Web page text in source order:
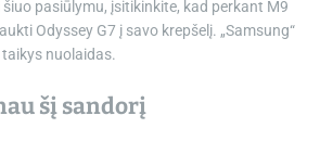
pasiūlymu, įsitikinkite, kad perkant M9
Odyssey G7 į savo krepšelį. „Samsung“
nuolaidas.
šį sandorį